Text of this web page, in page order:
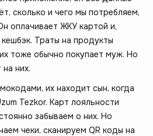
сколько и чего мы потребляем,
оплачивает ЖКУ картой и,
Траты на продукты
тоже обычно покупает муж. Но
них.
их находит сын, когда
Tezkor. Карт лояльности
забываем о них. Но
чеки, сканируем QR коды на